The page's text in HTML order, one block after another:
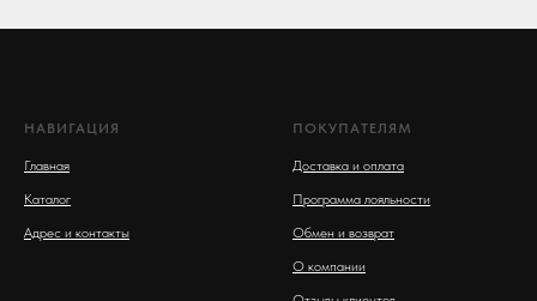
НАВИГАЦИЯ
Главная
Каталог
Адрес и контакты
ПОКУПАТЕЛЯМ
Доставка и оплата
Программа лояльности
Обмен и возврат
О компании